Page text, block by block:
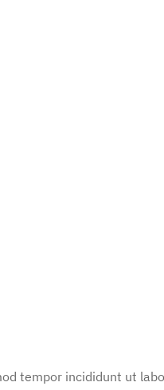
tempor incididunt ut